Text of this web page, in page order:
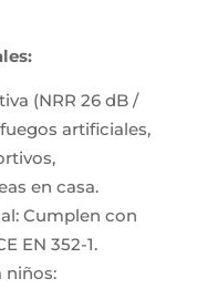
(NRR 26 dB /
artificiales,
en casa.
Cumplen con
EN 352-1.
niños: